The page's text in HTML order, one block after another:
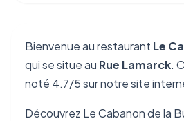
Bienvenue au restaurant Le
qui se situe au Rue Lamarck.
noté 4.7/5 sur notre site
Découvrez Le Cabanon de la